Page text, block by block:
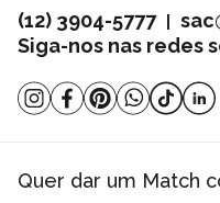
(12) 3904-5777|
Siga-nos nas redes
Quer dar um Match